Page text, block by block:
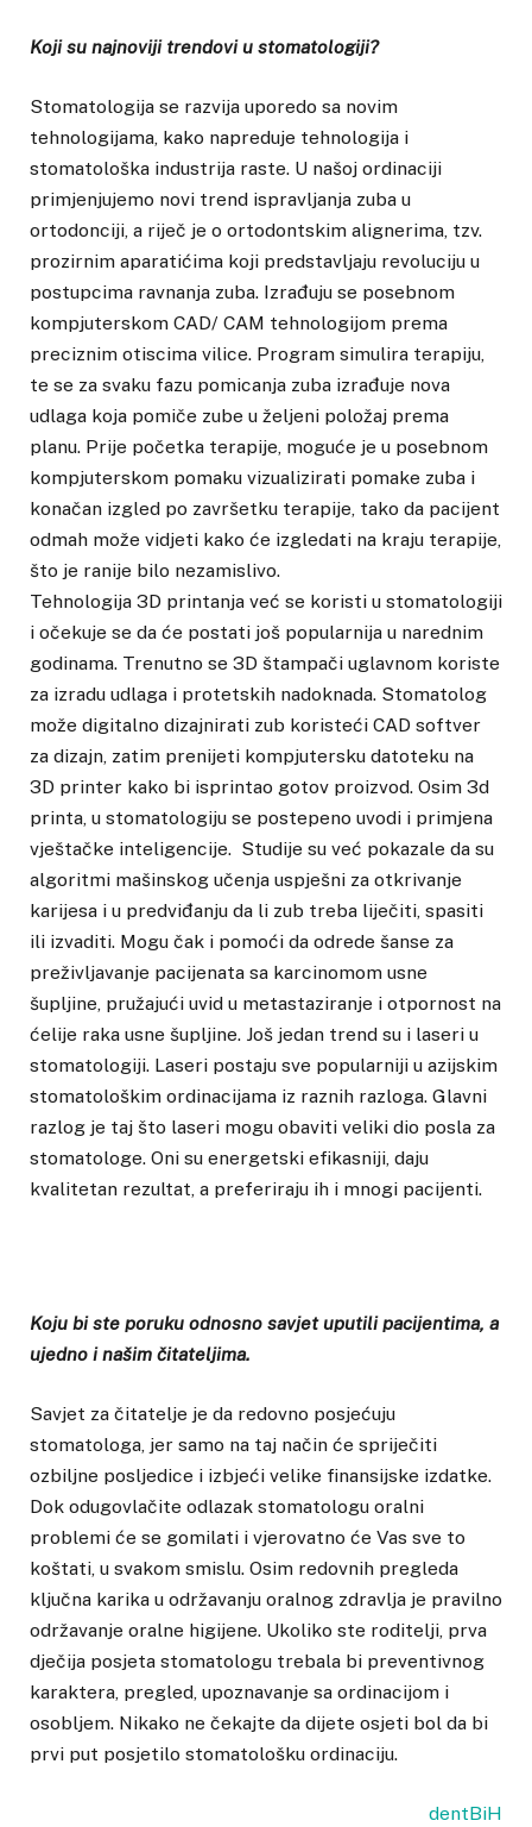
Koji su najnoviji trendovi u stomatologiji?
Stomatologija se razvija uporedo sa novim
tehnologijama, kako napreduje tehnologija i
stomatološka industrija raste. U našoj ordinaciji
primjenjujemo novi trend ispravljanja zuba u
ortodonciji, a riječ je o ortodontskim alignerima, tzv.
prozirnim aparatićima koji predstavljaju revoluciju u
postupcima ravnanja zuba. Izrađuju se posebnom
kompjuterskom CAD/ CAM tehnologijom prema
preciznim otiscima vilice. Program simulira terapiju,
te se za svaku fazu pomicanja zuba izrađuje nova
udlaga koja pomiče zube u željeni položaj prema
planu. Prije početka terapije, moguće je u posebnom
kompjuterskom pomaku vizualizirati pomake zuba i
konačan izgled po završetku terapije, tako da pacijent
odmah može vidjeti kako će izgledati na kraju terapije,
što je ranije bilo nezamislivo.
Tehnologija 3D printanja već se koristi u stomatologiji
i očekuje se da će postati još popularnija u narednim
godinama. Trenutno se 3D štampači uglavnom koriste
za izradu udlaga i protetskih nadoknada. Stomatolog
može digitalno dizajnirati zub koristeći CAD softver
za dizajn, zatim prenijeti kompjutersku datoteku na
3D printer kako bi isprintao gotov proizvod. Osim 3d
printa, u stomatologiju se postepeno uvodi i primjena
vještačke inteligencije. Studije su već pokazale da su
algoritmi mašinskog učenja uspješni za otkrivanje
karijesa i u predviđanju da li zub treba liječiti, spasiti
ili izvaditi. Mogu čak i pomoći da odrede šanse za
preživljavanje pacijenata sa karcinomom usne
šupljine, pružajući uvid u metastaziranje i otpornost na
ćelije raka usne šupljine. Još jedan trend su i laseri u
stomatologiji. Laseri postaju sve popularniji u azijskim
stomatološkim ordinacijama iz raznih razloga. Glavni
razlog je taj što laseri mogu obaviti veliki dio posla za
stomatologe. Oni su energetski efikasniji, daju
kvalitetan rezultat, a preferiraju ih i mnogi pacijenti.
Koju bi ste poruku odnosno savjet uputili pacijentima, a
ujedno i našim čitateljima.
Savjet za čitatelje je da redovno posjećuju
stomatologa, jer samo na taj način će spriječiti
ozbiljne posljedice i izbjeći velike finansijske izdatke.
Dok odugovlačite odlazak stomatologu oralni
problemi će se gomilati i vjerovatno će Vas sve to
koštati, u svakom smislu. Osim redovnih pregleda
ključna karika u održavanju oralnog zdravlja je pravilno
održavanje oralne higijene. Ukoliko ste roditelji, prva
dječija posjeta stomatologu trebala bi preventivnog
karaktera, pregled, upoznavanje sa ordinacijom i
osobljem. Nikako ne čekajte da dijete osjeti bol da bi
prvi put posjetilo stomatološku ordinaciju.
dentBiH